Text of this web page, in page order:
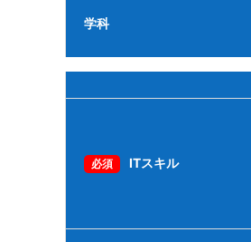
学科
必須 ITスキル